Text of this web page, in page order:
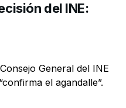
del INE:
General del INE
el agandalle”.